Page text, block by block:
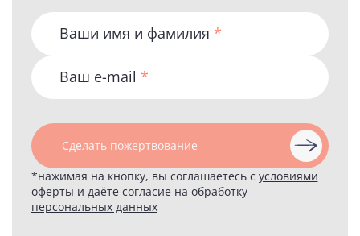
Ваши имя и фамилия *
Ваш e-mail *
Сделать пожертвование
*нажимая на кнопку, вы соглашаетесь с условиями
оферты и даёте согласие на обработку
персональных данных